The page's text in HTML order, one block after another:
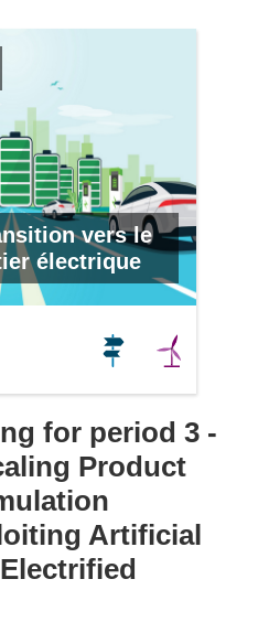
vers le
électrique
for period 3 -
Product
Artificial